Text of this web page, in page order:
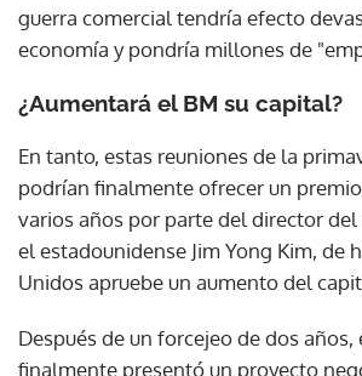
guerra comercial tendría efecto
economía y pondría millones de
¿Aumentará el BM su capital?
En tanto, estas reuniones de la
podrían finalmente ofrecer un
varios años por parte del director
el estadounidense Jim Yong Kim, de
Unidos apruebe un aumento del
Después de un forcejeo de dos años,
finalmente presentó un proyecto